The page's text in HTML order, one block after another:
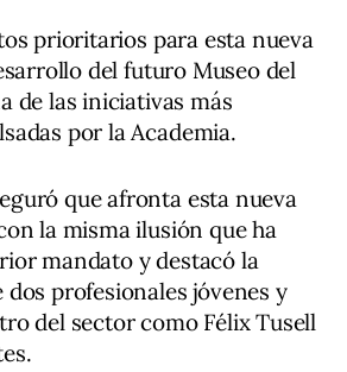
prioritarios para esta nueva
del futuro Museo del
de las iniciativas más
por la Academia.
que afronta esta nueva
la misma ilusión que ha
mandato y destacó la
profesionales jóvenes y
del sector como Félix Tusell